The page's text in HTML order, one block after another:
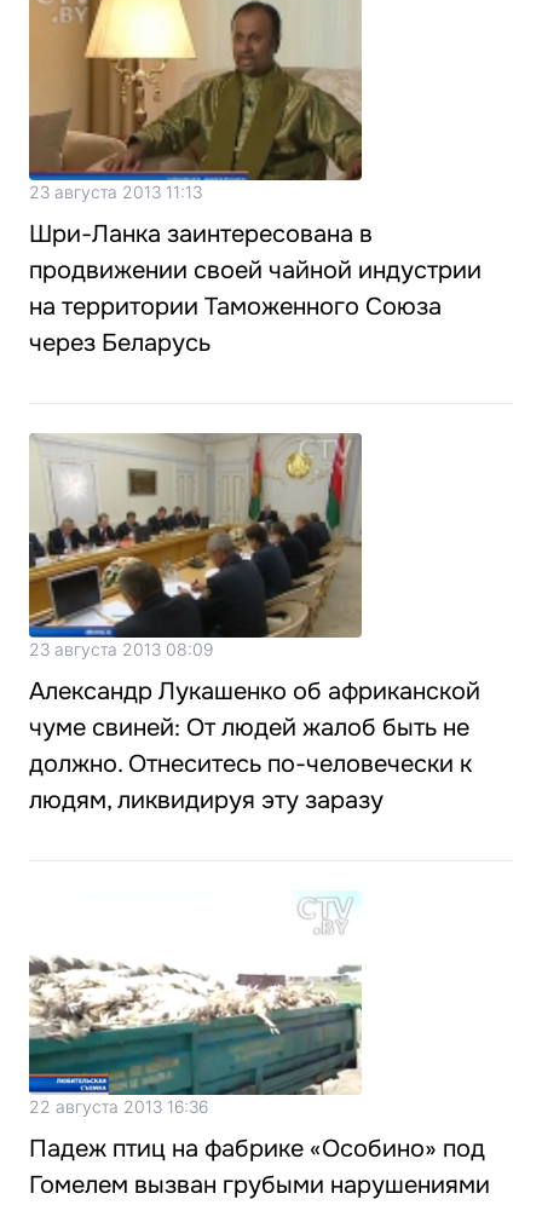
23 августа 2013 11:13
Шри-Ланка заинтересована в
продвижении своей чайной индустрии
на территории Таможенного Союза
через Беларусь
23 августа 2013 08:09
Александр Лукашенко об африканской
чуме свиней: От людей жалоб быть не
должно. Отнеситесь по-человечески к
людям, ликвидируя эту заразу
22 августа 2013 16:36
Падеж птиц на фабрике «Особино» под
Гомелем вызван грубыми нарушениями